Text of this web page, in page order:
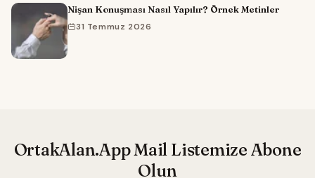
Nişan Konuşması Nasıl Yapılır? Örnek Metinler
31 Temmuz 2026
OrtakAlan.App Mail Listemize Abone
Olun